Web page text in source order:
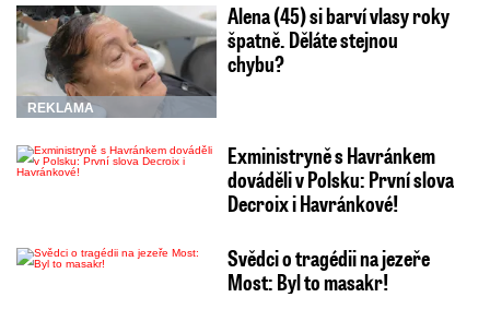
REKLAMA
Alena (45) si barví vlasy roky
špatně. Děláte stejnou
chybu?
Exministryně s Havránkem
dováděli v Polsku: První slova
Decroix i Havránkové!
Svědci o tragédii na jezeře
Most: Byl to masakr!